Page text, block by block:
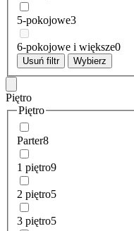
5-pokojowe3
6-pokojowe i większe0
Usuń filtr Wybierz
Piętro
Piętro
Parter8
1 piętro9
2 piętro5
3 piętro5